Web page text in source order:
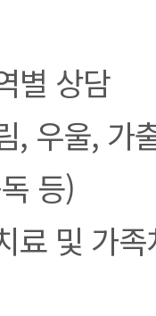
별 상담
, 우울, 가
등)
료 및 가